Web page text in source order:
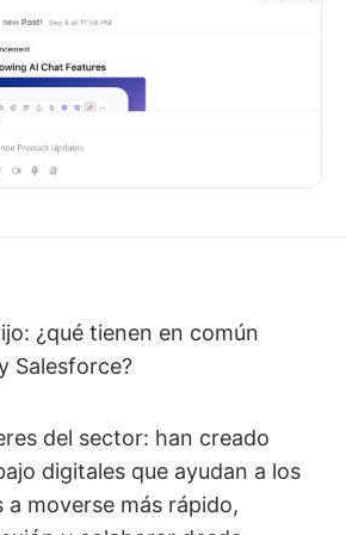
¿qué tienen en común
Salesforce?
del sector: han creado
digitales que ayudan a los
a moverse más rápido,